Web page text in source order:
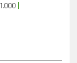
1.000